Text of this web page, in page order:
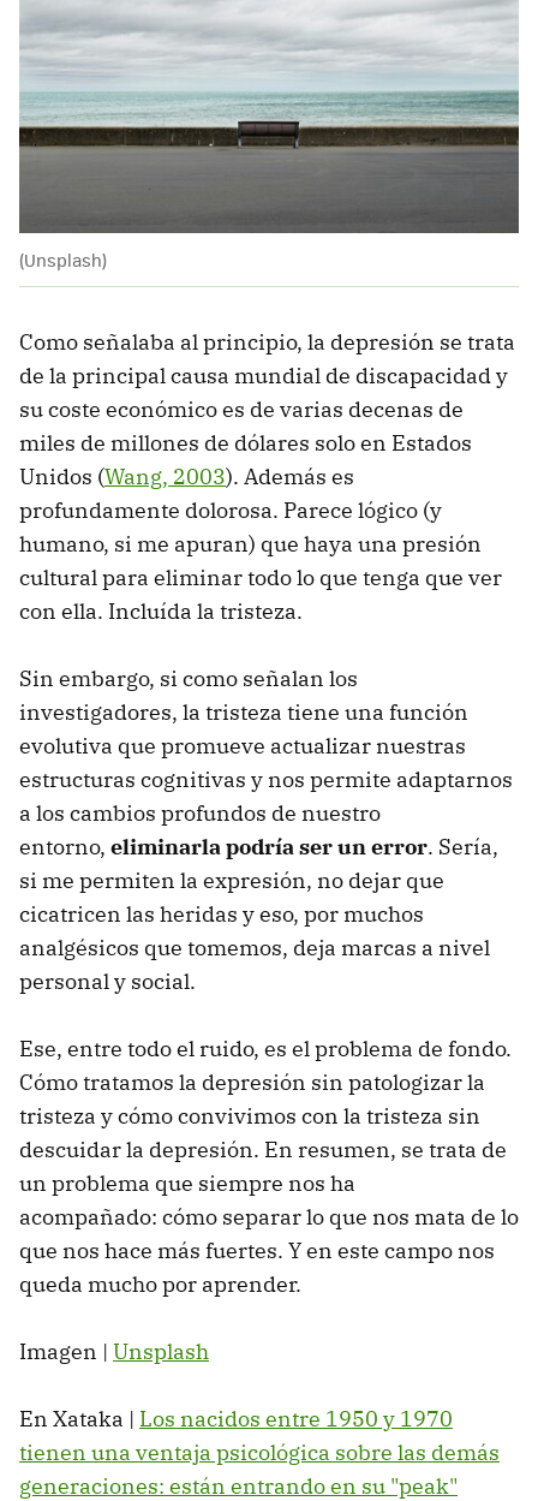
(Unsplash)
Como señalaba al principio, la depresión se trata
de la principal causa mundial de discapacidad y
su coste económico es de varias decenas de
miles de millones de dólares solo en Estados
Unidos (Wang, 2003). Además es
profundamente dolorosa. Parece lógico (y
humano, si me apuran) que haya una presión
cultural para eliminar todo lo que tenga que ver
con ella. Incluída la tristeza.
Sin embargo, si como señalan los
investigadores, la tristeza tiene una función
evolutiva que promueve actualizar nuestras
estructuras cognitivas y nos permite adaptarnos
a los cambios profundos de nuestro
entorno, eliminarla podría ser un error. Sería,
si me permiten la expresión, no dejar que
cicatricen las heridas y eso, por muchos
analgésicos que tomemos, deja marcas a nivel
personal y social.
Ese, entre todo el ruido, es el problema de fondo.
Cómo tratamos la depresión sin patologizar la
tristeza y cómo convivimos con la tristeza sin
descuidar la depresión. En resumen, se trata de
un problema que siempre nos ha
acompañado: cómo separar lo que nos mata de lo
que nos hace más fuertes. Y en este campo nos
queda mucho por aprender.
Imagen | Unsplash
En Xataka | Los nacidos entre 1950 y 1970
tienen una ventaja psicológica sobre las demás
generaciones: están entrando en su "peak"